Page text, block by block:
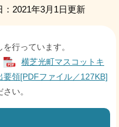
：2021年3月1日更新
行っています。
横芝光町マスコットキ
領[PDFファイル／127KB]
い。